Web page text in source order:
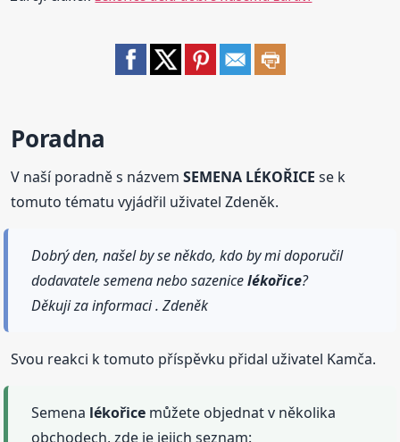
Poradna
V naší poradně s názvemSEMENA LÉKOŘICE se k
tomuto tématu vyjádřil uživatel Zdeněk.
Dobrý den, našel by se někdo, kdo by mi doporučil
dodavatele semena nebo sazenicelékořice?
Děkuji za informaci . Zdeněk
Svou reakci k tomuto příspěvku přidal uživatel Kamča.
Semena lékořice můžete objednat v několika
obchodech, zde je jejich seznam: